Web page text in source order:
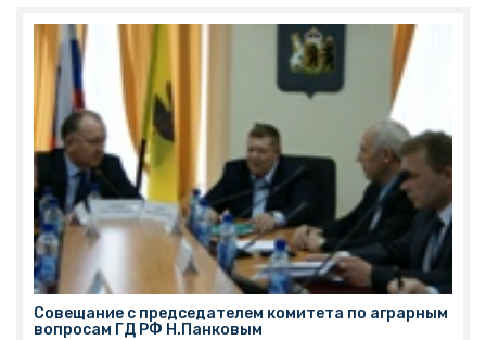
которые потребовали корректировки и областного
закона. Именно над приведением в соответствие с
федеральным законодательством и трудилась сегодня
рабочая группа.
Совещание с председателем комитета по аграрным
вопросам ГД РФ Н.Панковым